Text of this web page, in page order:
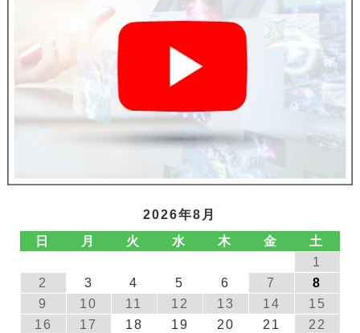
2026年8月
日
月 火 水 木 金
土
1
2
3 4 5 6 7
8
9
10 11 12 13 14
15
16
17 18 19 20 21
22